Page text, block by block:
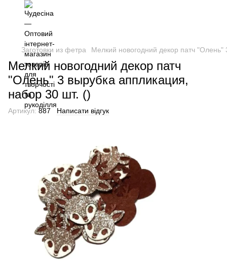
Заготовки из фетра Мелкий новогодний декор патч
Мелкий новогодний декор патч
"Олень" 3 вырубка аппликация,
набор 30 шт. ()
Артикул: 887 Написати відгук